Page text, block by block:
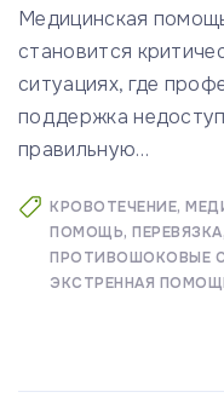
Медицинская
становится
ситуациях, где
поддержка
правильную…
КРОВОТЕЧЕНИЕ
ПОМОЩЬ ПЕРЕВЯЗКА
ПРОТИВОШОКОВЫЕ
ЭКСТРЕННАЯ